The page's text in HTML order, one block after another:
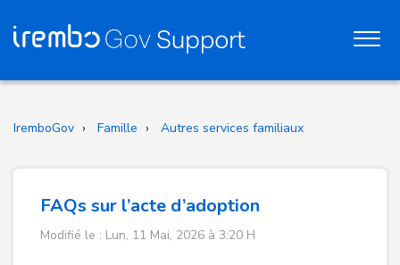
IremboGov Famille Autres services familiaux
FAQs sur l’acte d’adoption
Modifié le : Lun, 11 Mai, 2026 à 3:20 H